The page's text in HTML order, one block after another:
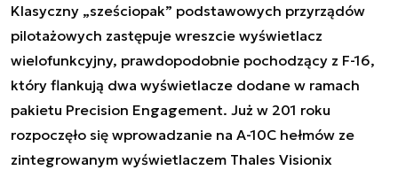
Klasyczny „sześciopak” podstawowych przyrządów
pilotażowych zastępuje wreszcie wyświetlacz
wielofunkcyjny, prawdopodobnie pochodzący z F-16,
który flankują dwa wyświetlacze dodane w ramach
pakietu Precision Engagement. Już w 201 roku
rozpoczęło się wprowadzanie na A-10C hełmów ze
zintegrowanym wyświetlaczem Thales Visionix